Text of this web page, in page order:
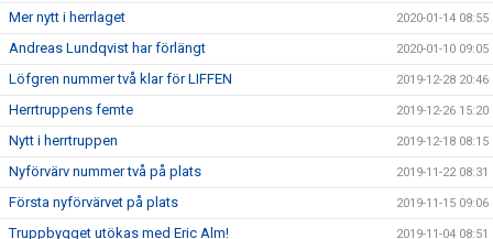
Mer nytt i herrlaget 2020-01-14 08:55
Andreas Lundqvist har förlängt 2020-01-10 09:05
Löfgren nummer två klar för LIFFEN 2019-12-28 20:46
Herrtruppens femte 2019-12-26 15:20
Nytt i herrtruppen 2019-12-18 08:15
Nyförvärv nummer två på plats 2019-11-22 08:31
Första nyförvärvet på plats 2019-11-15 09:06
Truppbygget utökas med Eric Alm! 2019-11-04 08:51